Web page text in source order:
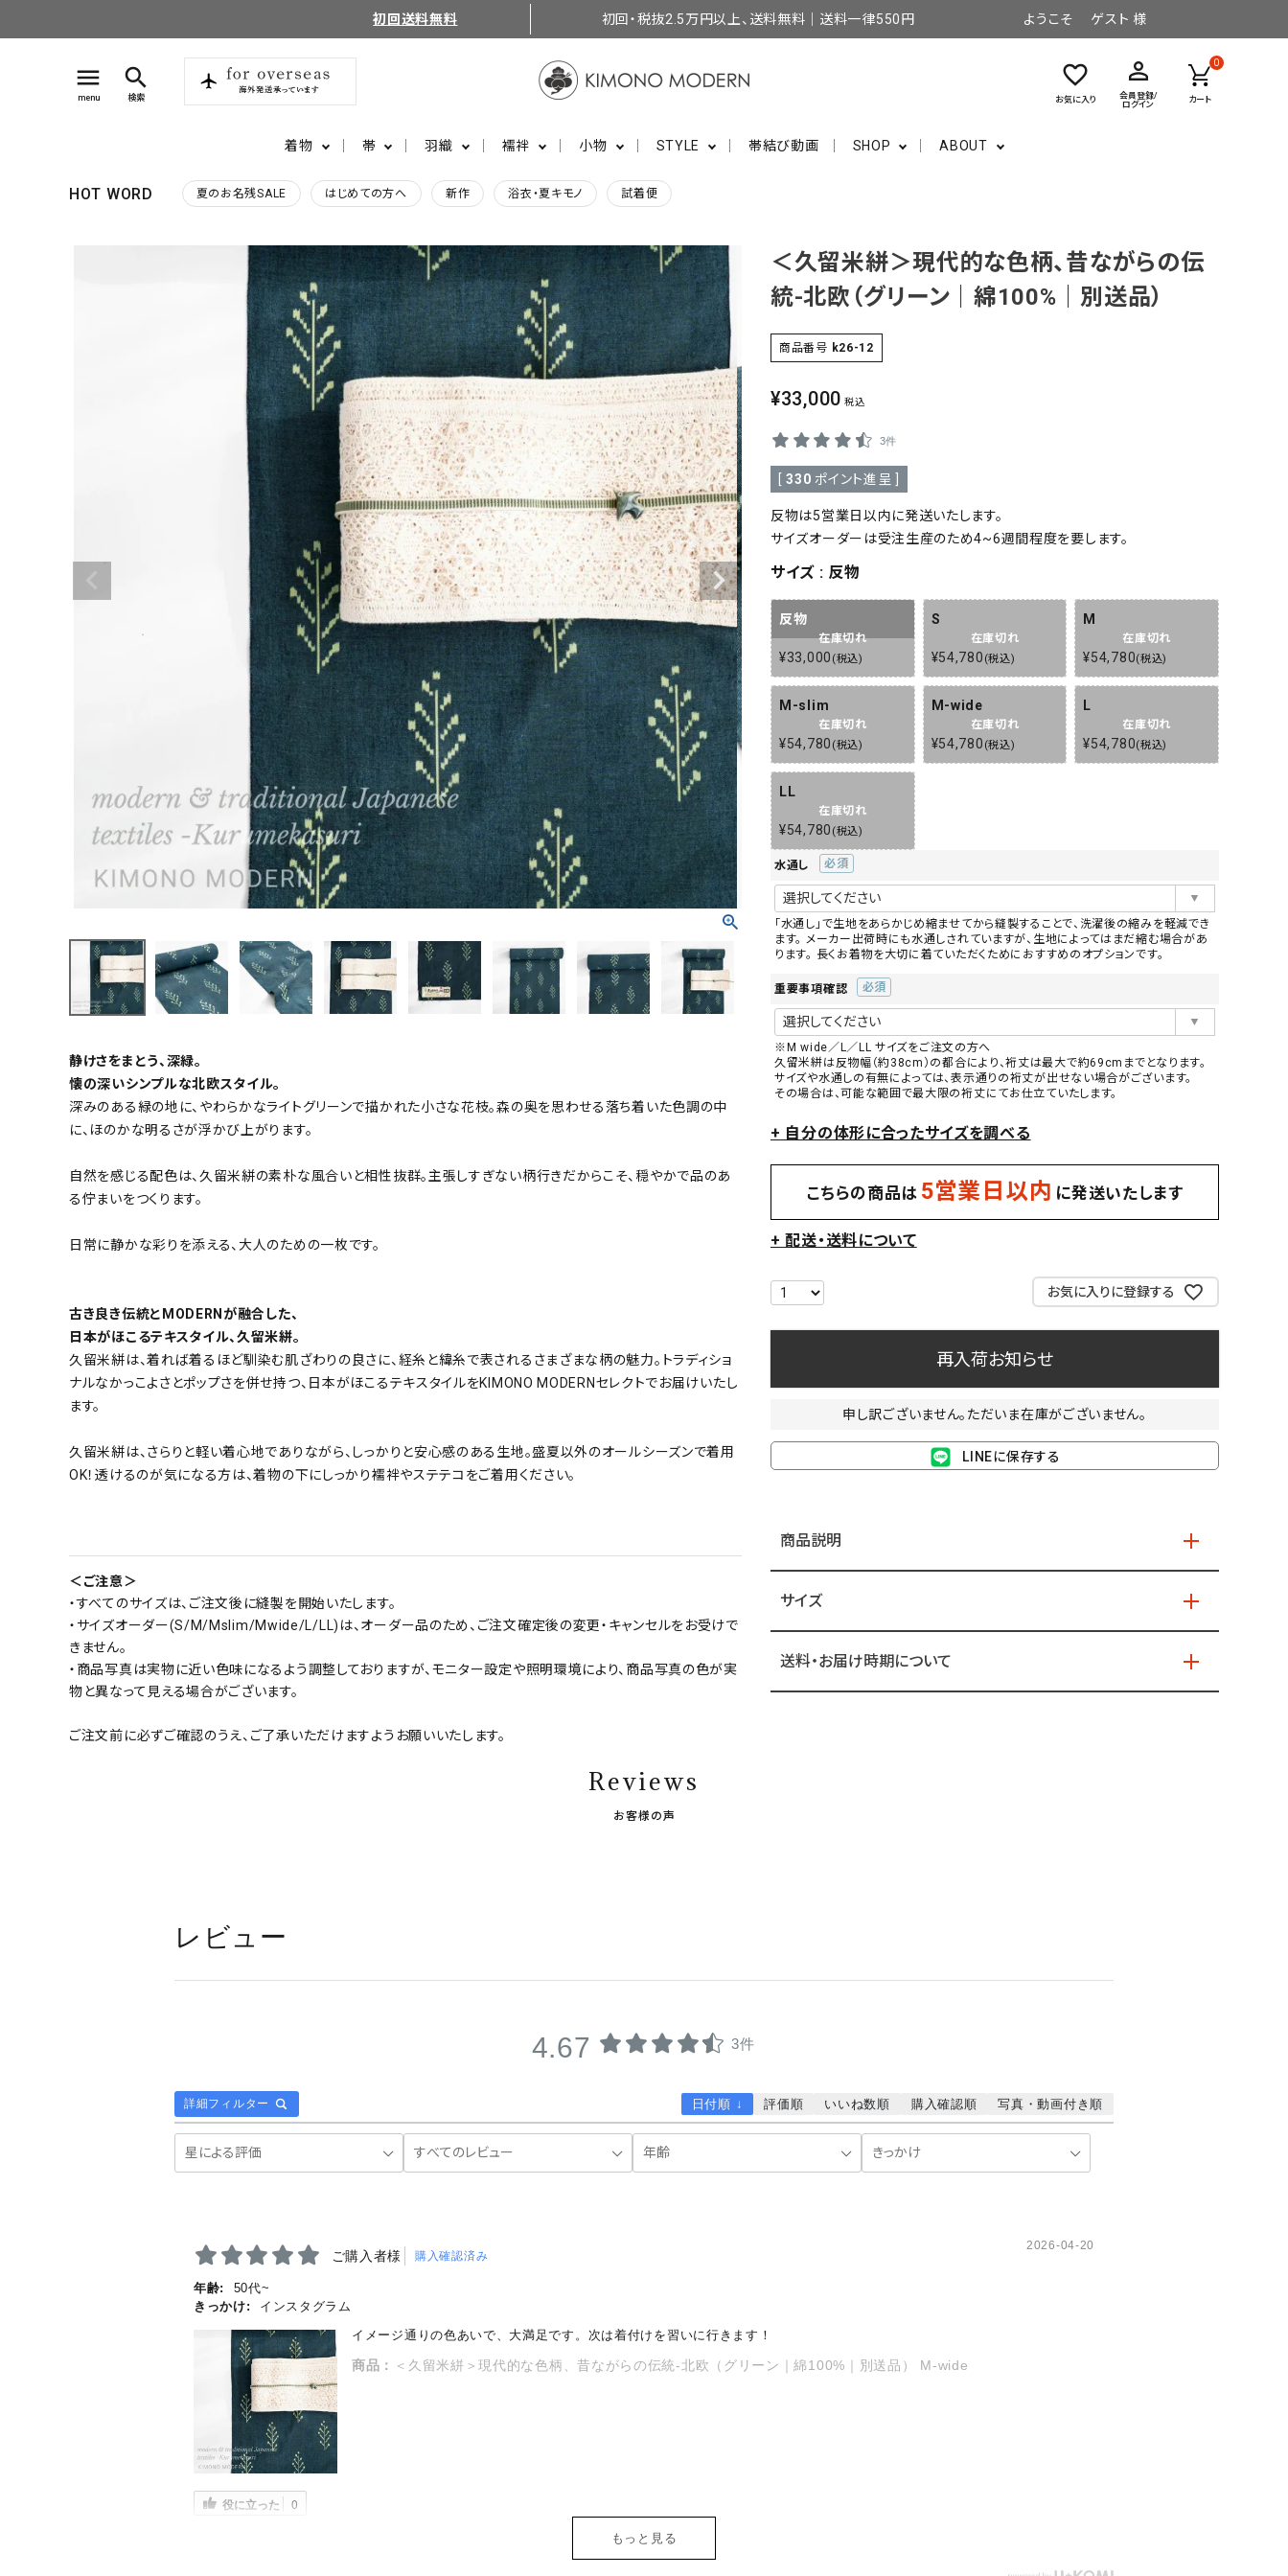
初回送料無料 初回・税抜2.5万円以上、送料無料｜送料一律550円 ようこそ ゲスト 様
menu
menu
search
検索
favorite_border
お気に入り
perm_identity
会員登録/
ログイン
0
カート
着物 帯 羽織 襦袢 小物 STYLE 帯結び動画 SHOP ABOUT
HOT WORD 夏のお名残SALE はじめての方へ 新作 浴衣・夏キモノ 試着便
search
会員登録
帯結び動画
キモノ読ミモノ
SHOPPING GUIDE
INFORMATION
静けさをまとう、深緑。
懐の深いシンプルな北欧スタイル。
深みのある緑の地に、やわらかなライトグリーンで描かれた小さな花枝。森の奥を思わせる落ち着いた色調の中
に、ほのかな明るさが浮かび上がります。
自然を感じる配色は、久留米絣の素朴な風合いと相性抜群。主張しすぎない柄行きだからこそ、穏やかで品のあ
る佇まいをつくります。
日常に静かな彩りを添える、大人のための一枚です。
古き良き伝統とMODERNが融合した、
日本がほこるテキスタイル、久留米絣。
久留米絣は、着れば着るほど馴染む肌ざわりの良さに、経糸と緯糸で表されるさまざまな柄の魅力。トラディショ
ナルなかっこよさとポップさを併せ持つ、日本がほこるテキスタイルをKIMONO MODERNセレクトでお届けいたし
ます。
久留米絣は、さらりと軽い着心地でありながら、しっかりと安心感のある生地。盛夏以外のオールシーズンで着用
OK！透けるのが気になる方は、着物の下にしっかり襦袢やステテコをご着用ください。
＜ご注意＞
・すべてのサイズは、ご注文後に縫製を開始いたします。
・サイズオーダー(S/M/Mslim/Mwide/L/LL)は、オーダー品のため、ご注文確定後の変更・キャンセルをお受けで
きません。
・商品写真は実物に近い色味になるよう調整しておりますが、モニター設定や照明環境により、商品写真の色が実
物と異なって見える場合がございます。
ご注文前に必ずご確認のうえ、ご了承いただけますようお願いいたします。
＜久留米絣＞現代的な色柄、昔ながらの伝
統-北欧（グリーン｜綿100%｜別送品）
商品番号 k26-12
¥33,000 税込
3件
330 ポイント進呈 ]
反物は5営業日以内に発送いたします。
サイズオーダーは受注生産のため4~6週間程度を要します。
サイズ 反物
反物
在庫切れ
¥33,000 税込
S
在庫切れ
¥54,780 税込
M
在庫切れ
¥54,780 税込
M-slim
在庫切れ
¥54,780 税込
M-wide
在庫切れ
¥54,780 税込
L
在庫切れ
¥54,780 税込
LL
在庫切れ
¥54,780 税込
水通し
(必
須)
「水通し」で生地をあらかじめ縮ませてから縫製することで、洗濯後の縮みを軽減でき
ます。 メーカー出荷時にも水通しされていますが、生地によってはまだ縮む場合があ
ります。 長くお着物を大切に着ていただくためにおすすめのオプションです。
重要事項確認
(必
須)
※M wide／L／LL サイズをご注文の方へ
久留米絣は反物幅（約38cm）の都合により、裄丈は最大で約69cmまでとなります。
サイズや水通しの有無によっては、表示通りの裄丈が出せない場合がございます。
その場合は、可能な範囲で最大限の裄丈にてお仕立ていたします。
+ 自分の体形に合ったサイズを調べる
こちらの商品は 5営業日以内 に発送いたします
+ 配送・送料について
お気に入りに登録する
再入荷お知らせ
申し訳ございません。ただいま在庫がございません。
LINEに保存する
商品説明
サイズ
送料・お届け時期について
Reviews
お客様の声
レビュー
4.67 3件
詳細フィルター 日付順 ↓ 評価順 いいね数順 購入確認順 写真・動画付き順
ご購入者様 購入確認済み
2026-04-20
年齢:
50代~
きっかけ:
インスタグラム
イメージ通りの色あいで、大満足です。次は着付けを習いに行きます！
商品： ＜久留米絣＞現代的な色柄、昔ながらの伝統-北欧（グリーン｜綿100%｜別送品） M-wide
役に立った 0
もっと見る